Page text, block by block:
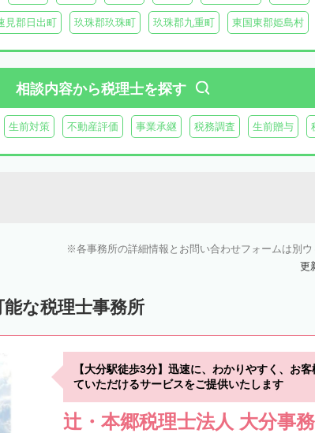
見郡日出町 玖珠郡玖珠町 玖珠郡九重町 東国東郡姫島村
相談内容から税理士を探す
生前対策 不動産評価 事業承継 税務調査 生前贈与
各事務所の詳細情報とお問い合わせフォームは別
更
な税理士事務所
【大分駅徒歩3分】迅速に、わかりやすく、お
ていただけるサービスをご提供いたします
辻・本郷税理士法人 大分事